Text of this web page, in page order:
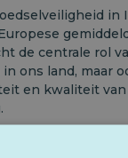
in
de centrale rol
ons land, maar
en kwaliteit van